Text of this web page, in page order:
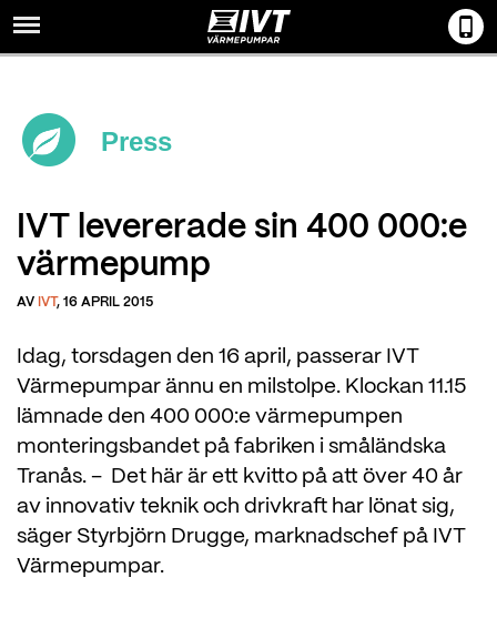
Press
IVT levererade sin 400 000:e
värmepump
AV IVT, 16 APRIL 2015
Idag, torsdagen den 16 april, passerar IVT
Värmepumpar ännu en milstolpe. Klockan 11.15
lämnade den 400 000:e värmepumpen
monteringsbandet på fabriken i småländska
Tranås. – Det här är ett kvitto på att över 40 år
av innovativ teknik och drivkraft har lönat sig,
säger Styrbjörn Drugge, marknadschef på IVT
Värmepumpar.